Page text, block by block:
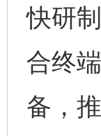
快研
合终
备，